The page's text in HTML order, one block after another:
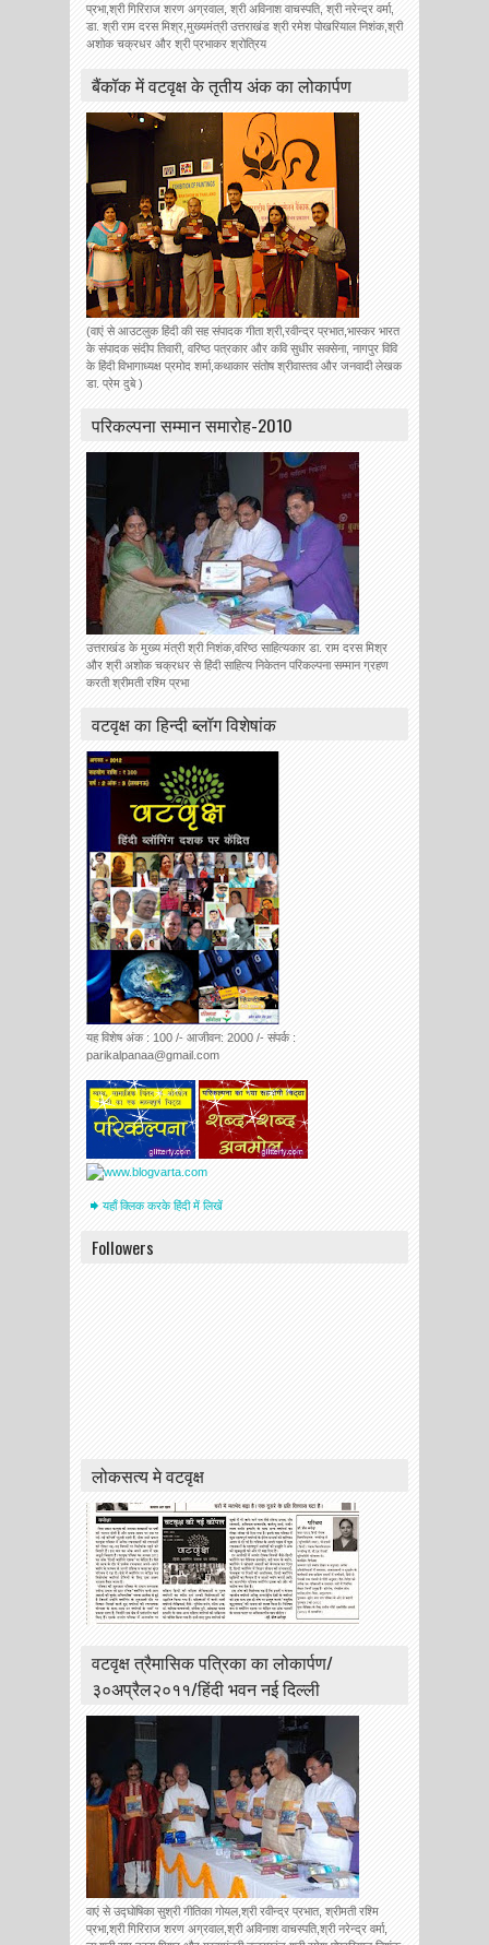
प्रभा,श्री गिरिराज शरण अग्रवाल, श्री अविनाश वाचस्पति, श्री नरेन्द्र वर्मा,
डा. श्री राम दरस मिश्र,मुख्यमंत्री उत्तराखंड श्री रमेश पोखरियाल निशंक,श्री
अशोक चक्रधर और श्री प्रभाकर श्रोत्रिय
बैंकॉक में वटवृक्ष के तृतीय अंक का लोकार्पण
(वाएं से आउटलुक हिंदी की सह संपादक गीता श्री,रवीन्द्र प्रभात,भास्कर भारत
के संपादक संदीप तिवारी, वरिष्ठ पत्रकार और कवि सुधीर सक्सेना, नागपुर विवि
के हिंदी विभागाध्यक्ष प्रमोद शर्मा,कथाकार संतोष श्रीवास्तव और जनवादी लेखक
डा. प्रेम दुबे )
परिकल्पना सम्मान समारोह-2010
उत्तराखंड के मुख्य मंत्री श्री निशंक,वरिष्ठ साहित्यकार डा. राम दरस मिश्र
और श्री अशोक चक्रधर से हिंदी साहित्य निकेतन परिकल्पना सम्मान ग्रहण
करती श्रीमती रश्मि प्रभा
वटवृक्ष का हिन्दी ब्लॉग विशेषांक
यह विशेष अंक : 100 /- आजीवन: 2000 /- संपर्क :
parikalpanaa@gmail.com
यहाँ क्लिक करके हिंदी में लिखें
Followers
लोकसत्य मे वटवृक्ष
वटवृक्ष त्रैमासिक पत्रिका का लोकार्पण/
३०अप्रैल२०११/हिंदी भवन नई दिल्ली
वाएं से उद्घोषिका सुश्री गीतिका गोयल,श्री रवीन्द्र प्रभात, श्रीमती रश्मि
प्रभा,श्री गिरिराज शरण अग्रवाल,श्री अविनाश वाचस्पति,श्री नरेन्द्र वर्मा,